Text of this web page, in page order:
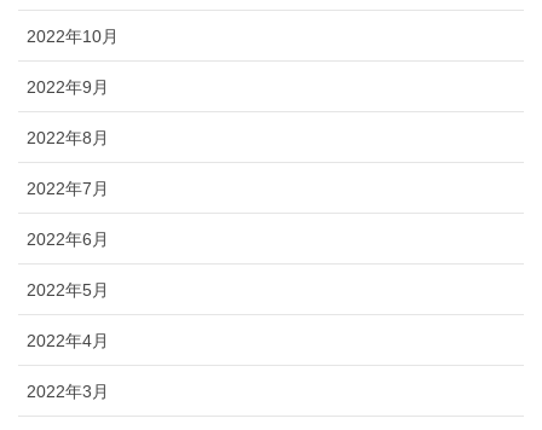
2022年10月
2022年9月
2022年8月
2022年7月
2022年6月
2022年5月
2022年4月
2022年3月